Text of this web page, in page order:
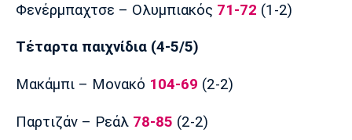
Φενέρμπαχτσε – Ολυμπιακός 71-72 (1-2)
Τέταρτα παιχνίδια (4-5/5)
Μακάμπι – Μονακό 104-69 (2-2)
Παρτιζάν – Ρεάλ 78-85 (2-2)